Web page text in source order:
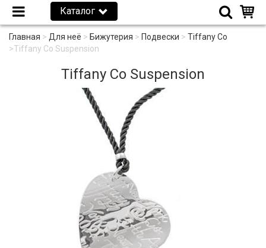
Каталог
Главная > Для неё > Бижутерия > Подвески > Tiffany Co
>Tiffany Co Suspension
Tiffany Co Suspension